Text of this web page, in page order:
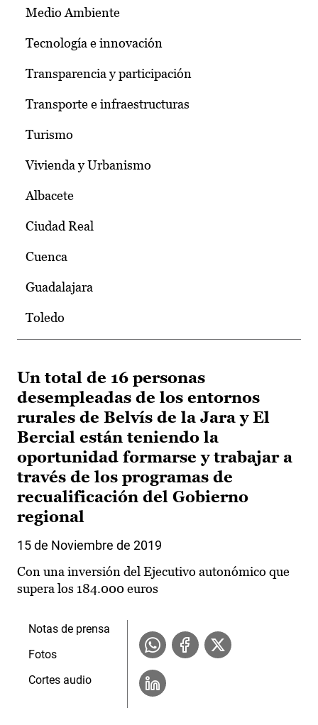
Medio Ambiente
Tecnología e innovación
Transparencia y participación
Transporte e infraestructuras
Turismo
Vivienda y Urbanismo
Albacete
Ciudad Real
Cuenca
Guadalajara
Toledo
Un total de 16 personas
desempleadas de los entornos
rurales de Belvís de la Jara y El
Bercial están teniendo la
oportunidad formarse y trabajar a
través de los programas de
recualificación del Gobierno
regional
15 de Noviembre de 2019
Con una inversión del Ejecutivo autonómico que
supera los 184.000 euros
Notas de prensa
Fotos
Cortes audio